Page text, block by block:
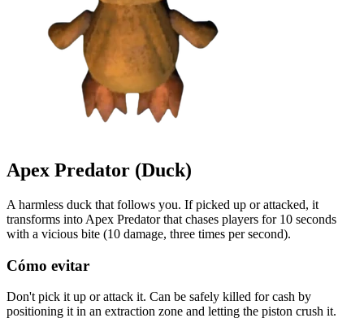
Apex Predator (Duck)
A harmless duck that follows you. If picked up or attacked, it
transforms into Apex Predator that chases players for 10 seconds
with a vicious bite (10 damage, three times per second).
Cómo evitar
Don't pick it up or attack it. Can be safely killed for cash by
positioning it in an extraction zone and letting the piston crush it.